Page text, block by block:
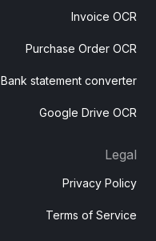
Invoice OCR
Purchase Order OCR
Bank statement converter
Google Drive OCR
Legal
Privacy Policy
Terms of Service